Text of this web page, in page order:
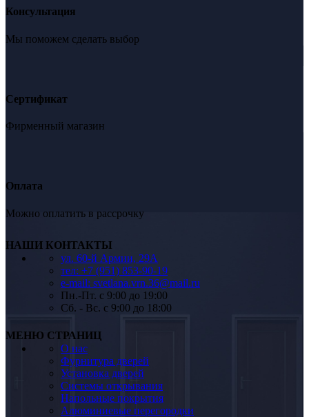
Консультация
Мы поможем сделать выбор
Сертификат
Фирменный магазин
Оплата
Можно оплатить в рассрочку
НАШИ КОНТАКТЫ
ул. 60-й Армии, 29А
тел: +7 (951) 853-90-19
e-mail: svetlana.vrn.36@mail.ru
Пн.-Пт. c 9:00 до 19:00
Сб. - Вс. c 9:00 до 18:00
МЕНЮ СТРАНИЦ
О нас
Фурнитура дверей
Установка дверей
Системы открывания
Напольные покрытия
Алюминиевые перегородки